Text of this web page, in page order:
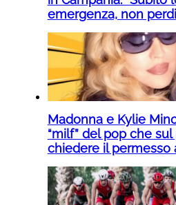
emergenza, non
Madonna e Kylie
“milf” del pop che
chiedere il permesso